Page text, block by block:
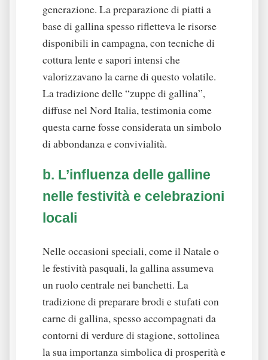
generazione. La preparazione di piatti a
base di gallina spesso rifletteva le risorse
disponibili in campagna, con tecniche di
cottura lente e sapori intensi che
valorizzavano la carne di questo volatile.
La tradizione delle “zuppe di gallina”,
diffuse nel Nord Italia, testimonia come
questa carne fosse considerata un simbolo
di abbondanza e convivialità.
b. L’influenza delle galline
nelle festività e celebrazioni
locali
Nelle occasioni speciali, come il Natale o
le festività pasquali, la gallina assumeva
un ruolo centrale nei banchetti. La
tradizione di preparare brodi e stufati con
carne di gallina, spesso accompagnati da
contorni di verdure di stagione, sottolinea
la sua importanza simbolica di prosperità e